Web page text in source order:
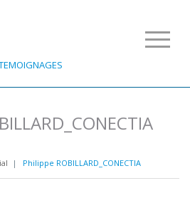
| Philippe ROBILLARD_CONECTIA